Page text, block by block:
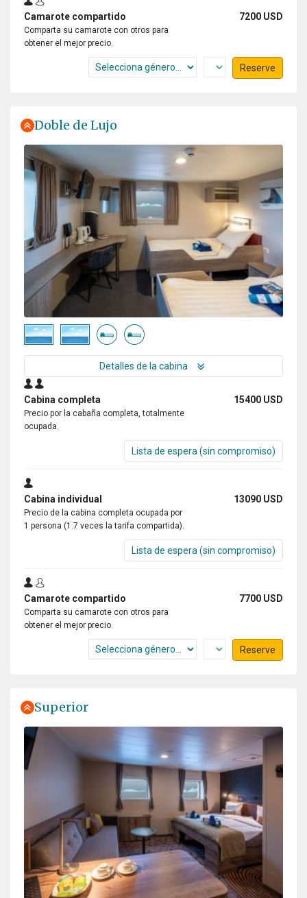
Camarote compartido 7200 USD
Comparta su camarote con otros para
obtener el mejor precio.
Reserve
Doble de Lujo
Detalles de la cabina
Cabina completa 15400 USD
Precio por la cabaña completa, totalmente
ocupada.
Lista de espera (sin compromiso)
Cabina individual 13090 USD
Precio de la cabina completa ocupada por
1 persona (1.7 veces la tarifa compartida).
Lista de espera (sin compromiso)
Camarote compartido 7700 USD
Comparta su camarote con otros para
obtener el mejor precio.
Reserve
Superior